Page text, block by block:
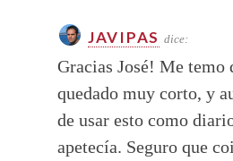
JAVIPAS dice:
Gracias José! Me temo
quedado muy corto, y
de usar esto como
apetecía. Seguro que